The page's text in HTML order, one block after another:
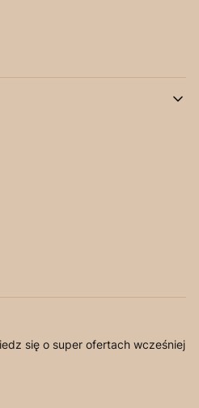
się o super ofertach wcześniej